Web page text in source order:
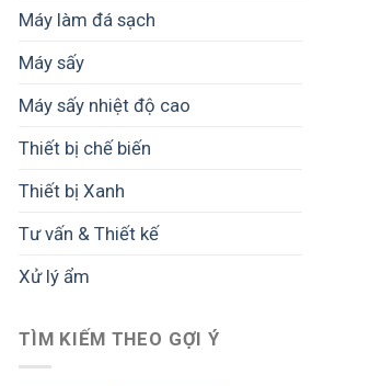
Máy làm đá sạch
Máy sấy
Máy sấy nhiệt độ cao
Thiết bị chế biến
Thiết bị Xanh
Tư vấn & Thiết kế
Xử lý ẩm
TÌM KIẾM THEO GỢI Ý